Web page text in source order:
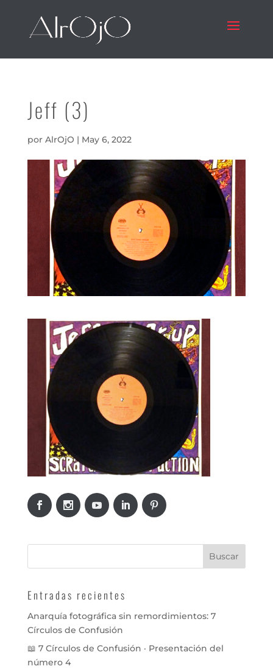
Jeff (3)
por AlrOjO | May 6, 2022
Entradas recientes
Anarquía fotográfica sin remordimientos: 7
Círculos de Confusión
📖 7 Círculos de Confusión · Presentación del
número 4